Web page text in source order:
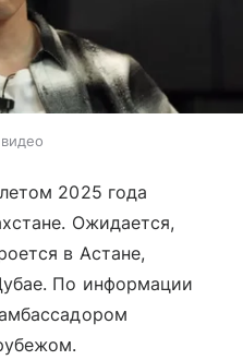
2025 года
Ожидается,
в Астане,
По информации